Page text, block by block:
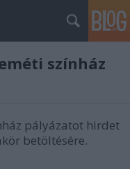
színház
pályázatot hirdet
betöltésére.